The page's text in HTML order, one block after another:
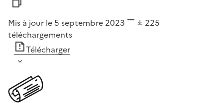
Mis à jour le 5 septembre 2023
225
téléchargements
Télécharger